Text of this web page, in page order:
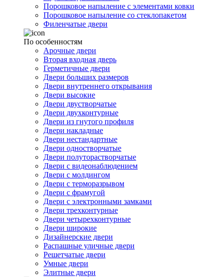
Порошковое напыление с элементами ковки
Порошковое напыление со стеклопакетом
Филенчатые двери
По особенностям
Арочные двери
Вторая входная дверь
Герметичные двери
Двери больших размеров
Двери внутреннего открывания
Двери высокие
Двери двустворчатые
Двери двухконтурные
Двери из гнутого профиля
Двери накладные
Двери нестандартные
Двери одностворчатые
Двери полуторастворчатые
Двери с видеонаблюдением
Двери с молдингом
Двери с терморазрывом
Двери с фрамугой
Двери с электронными замками
Двери трехконтурные
Двери четырехконтурные
Двери широкие
Дизайнерские двери
Распашные уличные двери
Решетчатые двери
Умные двери
Элитные двери